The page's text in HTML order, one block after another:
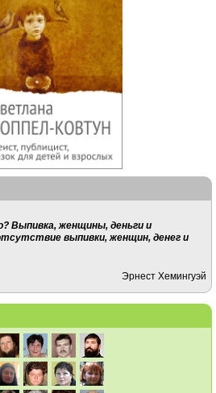
Выпивка, женщины, деньги и
выпивки, женщин, денег и
Эрнест Хемингуэй